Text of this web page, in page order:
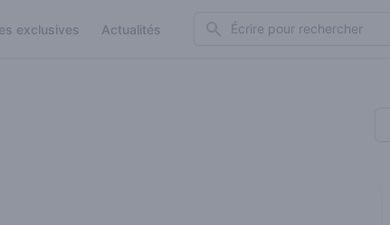
exclusives Actualités Search